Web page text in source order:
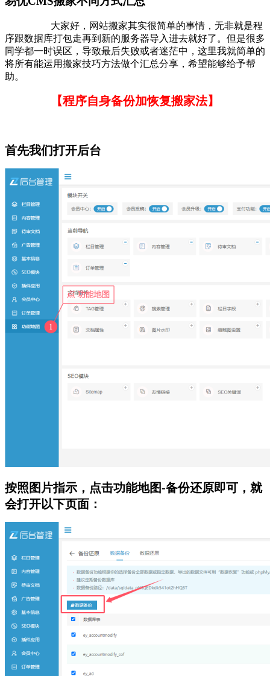
大家好，网站搬家其实很简单的事情，无非就是程
序跟数据库打包走再到新的服务器导入进去就好了。但是很多
同学都一时误区，导致最后失败或者迷茫中，这里我就简单的
将所有能运用搬家技巧方法做个汇总分享，希望能够给予帮
助。
【程序自身备份加恢复搬家法】
首先我们打开后台
按照图片指示，点击功能地图-备份还原即可，就
会打开以下页面：